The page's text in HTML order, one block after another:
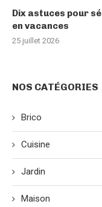
Dix astuces pour
en vacances
25 juillet 2026
NOS CATÉGORIES
Brico
Cuisine
Jardin
Maison